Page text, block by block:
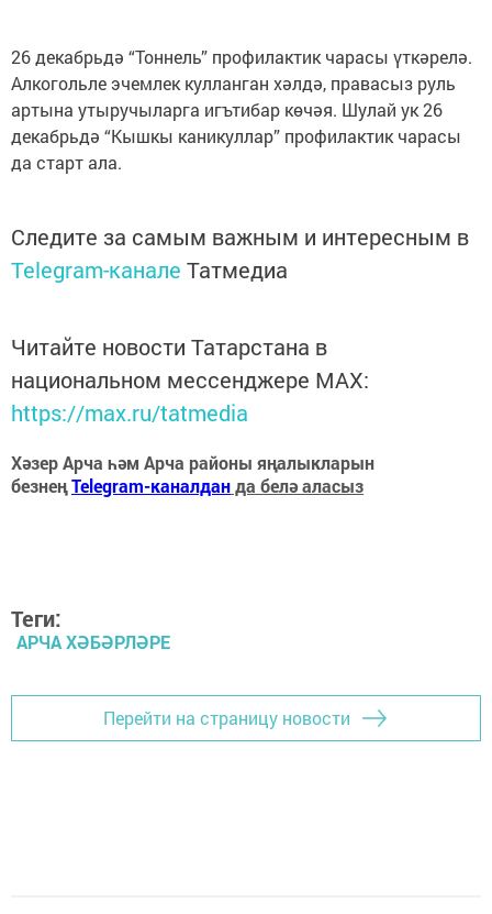
26 декабрьдә “Тоннель” профилактик чарасы үткәрелә.
Алкогольле эчемлек кулланган хәлдә, правасыз руль
артына утыручыларга игътибар көчәя. Шулай ук 26
декабрьдә “Кышкы каникуллар” профилактик чарасы
да старт ала.
Следите за самым важным и интересным в
Telegram-канале Татмедиа
Читайте новости Татарстана в
национальном мессенджере MАХ:
https://max.ru/tatmedia
Хәзер Арча һәм Арча районы яңалыкларын
безнеңTelegram-каналданда белә аласыз
Теги:
АРЧА ХӘБӘРЛӘРЕ
Перейти на страницу новости